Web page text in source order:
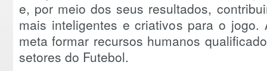
e, por meio dos seus resultados,
mais inteligentes e criativos para o
meta formar recursos humanos
setores do Futebol.